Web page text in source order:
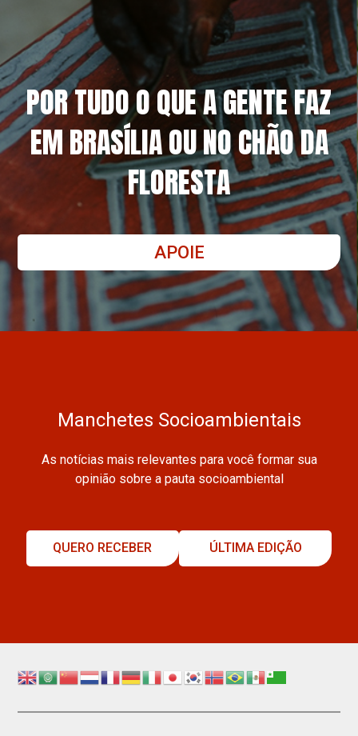
POR TUDO O QUE A GENTE FAZ
EM BRASÍLIA OU NO CHÃO DA
FLORESTA
APOIE
Manchetes Socioambientais
As notícias mais relevantes para você formar sua
opinião sobre a pauta socioambiental
QUERO RECEBER ÚLTIMA EDIÇÃO